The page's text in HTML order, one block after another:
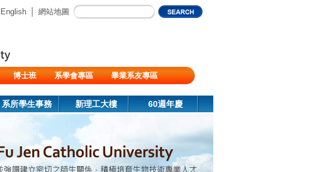
English 網站地圖
博士班 系學會專區
畢業系友專區
系所學生事務 新理工大樓 60週年慶